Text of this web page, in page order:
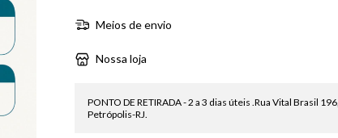
Meios de envio
Nossa loja
PONTO DE RETIRADA - 2 a 3 dias úteis .Rua Vital Brasil 196,
Petrópolis-RJ.